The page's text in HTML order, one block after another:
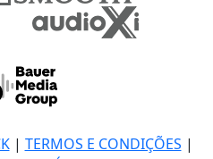
| TERMOS E CONDIÇÕES |